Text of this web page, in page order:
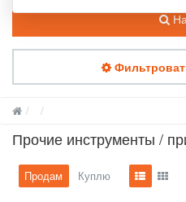
Прочие инструменты /
Продам Куплю